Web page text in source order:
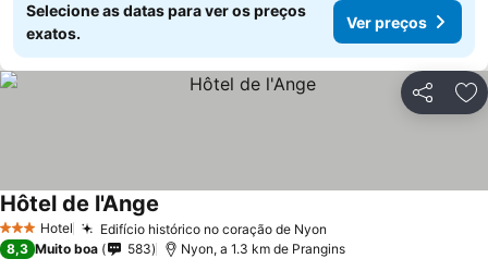
Selecione as datas para ver os preços
exatos.
Ver preços
Partilhar
3 EstrelasHotel Edifício histórico no coração de Nyon
Hôtel de l'Ange
8,3 Muito boa 583 Nyon, a 1.3 km de Prangins